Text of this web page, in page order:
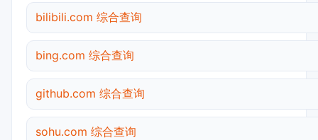
bilibili.com 综合查询
bing.com 综合查询
github.com 综合查询
sohu.com 综合查询